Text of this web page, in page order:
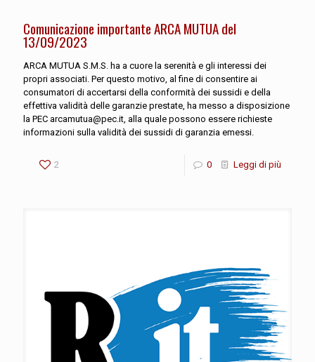
Comunicazione importante ARCA MUTUA del
13/09/2023
ARCA MUTUA S.M.S. ha a cuore la serenità e gli interessi dei
propri associati. Per questo motivo, al fine di consentire ai
consumatori di accertarsi della conformità dei sussidi e della
effettiva validità delle garanzie prestate, ha messo a disposizione
la PEC arcamutua@pec.it, alla quale possono essere richieste
informazioni sulla validità dei sussidi di garanzia emessi.
2 0 Leggi di più